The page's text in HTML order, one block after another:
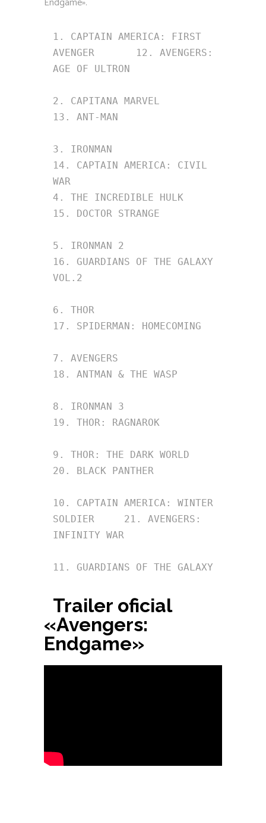
1. CAPTAIN AMERICA: FIRST
AVENGER       12. AVENGERS:
AGE OF ULTRON
2. CAPITANA MARVEL
13. ANT-MAN
3. IRONMAN
14. CAPTAIN AMERICA: CIVIL
WAR
4. THE INCREDIBLE HULK
15. DOCTOR STRANGE
5. IRONMAN 2
16. GUARDIANS OF THE GALAXY
VOL.2
6. THOR
17. SPIDERMAN: HOMECOMING
7. AVENGERS
18. ANTMAN & THE WASP
8. IRONMAN 3
19. THOR: RAGNAROK
9. THOR: THE DARK WORLD
20. BLACK PANTHER
10. CAPTAIN AMERICA: WINTER
SOLDIER     21. AVENGERS:
INFINITY WAR
Trailer oficial
«Avengers:
Endgame»